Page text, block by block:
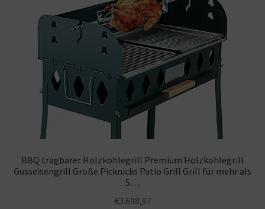
BBQ tragbarer Holzkohlegrill Premium Holzkohlegrill
Gusseisengrill Große Picknicks Patio Grill Grill für mehr als
5…
€3.698,97